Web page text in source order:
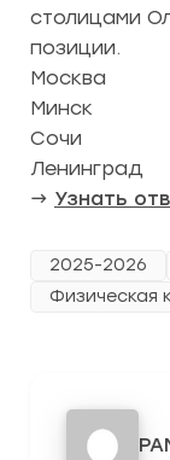
столицами
позиции.
Москва
Минск
Сочи
Ленинград
→ Узнать
2025-2026
Физическая